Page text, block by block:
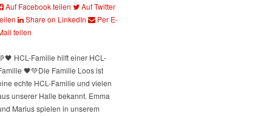
Auf Facebook teilen
Auf Twitter
Share on LinkedIn
Per E-
teilen
HCL-Familie hilft einer HCL-
🖤💚Die Familie Loos ist
echte HCL-Familie und vielen
unserer Halle bekannt. Emma
Marius spielen in unserem